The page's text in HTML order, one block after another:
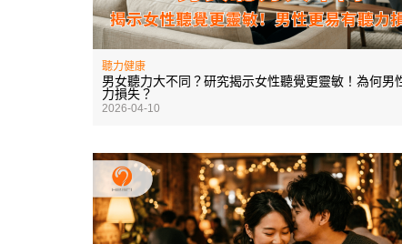
聽力健康
男女聽力大不同？研究揭示女性聽覺更靈敏！為何男
力損失？
2026-04-10